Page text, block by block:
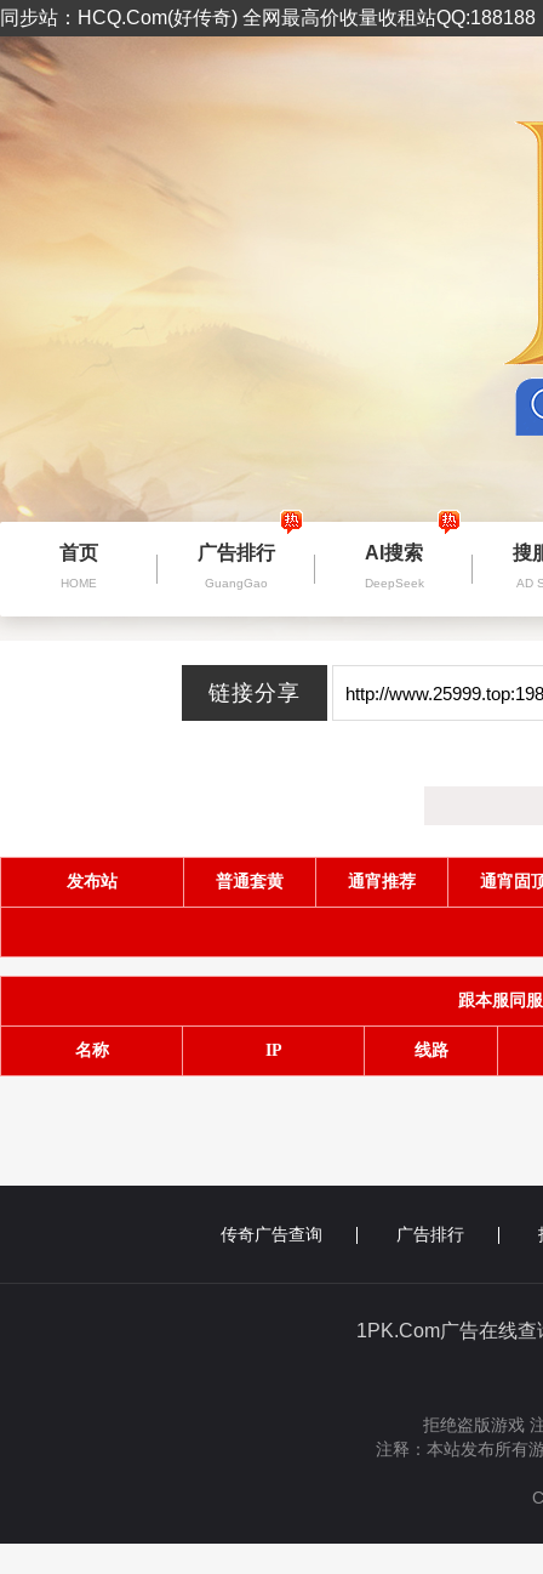
同步站：HCQ.Com(好传奇) 全网最高价收量收租站
首页
HOME
广告排行
GuangGao
AI搜索
DeepSeek
搜
AD
发布站 普通套黄 通宵推荐 通宵固
跟本服同
名称 IP 线路
传奇广告查询 广告排行
1PK.Com广告在
拒绝盗版游戏
注释：本站发布所有